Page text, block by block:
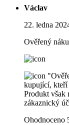
Václav
22. ledna
Ověřený
kupující, kteří
Produkt však
zákaznický
Ohodnoceno